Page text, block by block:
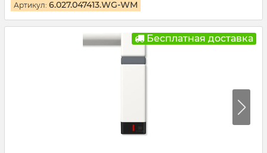
Артикул: 6.027.047413.WG-WM
Бесплатная доставка